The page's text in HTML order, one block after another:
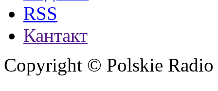
RSS
Кантакт
Copyright © Polskie